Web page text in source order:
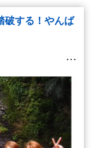
破する！やんば